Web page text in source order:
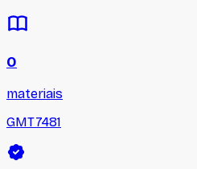
0
materiais
GMT7481